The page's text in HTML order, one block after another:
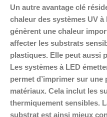
Un autre avantage clé
chaleur des systèmes UV
génèrent une chaleur
affecter les substrats
plastiques. Elle peut aussi
Les systèmes à LED
permet d’imprimer sur une
matériaux. Cela inclut les
thermiquement sensibles.
substrat est ainsi mieux